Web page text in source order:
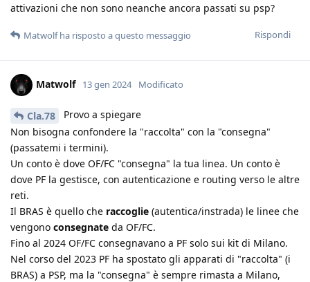
attivazioni che non sono neanche ancora passati su psp?
Rispondi
Matwolfha risposto a questo messaggio
Matwolf 13 gen 2024 Modificato
Cla.78
Provo a spiegare
Non bisogna confondere la "raccolta" con la "consegna"
(passatemi i termini).
Un conto è dove OF/FC "consegna" la tua linea. Un conto è
dove PF la gestisce, con autenticazione e routing verso le altre
reti.
Il BRAS è quello che raccoglie (autentica/instrada) le linee che
vengono consegnate da OF/FC.
Fino al 2024 OF/FC consegnavano a PF solo sui kit di Milano.
Nel corso del 2023 PF ha spostato gli apparati di "raccolta" (i
BRAS) a PSP, ma la "consegna" è sempre rimasta a Milano,